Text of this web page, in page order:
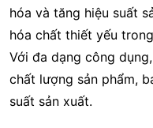
hóa và tăng hiệu suất
hóa chất thiết yếu
Với đa dạng công
chất lượng sản phẩm,
suất sản xuất.